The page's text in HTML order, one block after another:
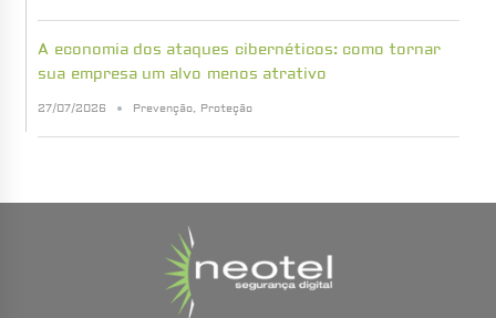
A economia dos ataques cibernéticos: como tornar
sua empresa um alvo menos atrativo
27/07/2026 Prevenção Proteção